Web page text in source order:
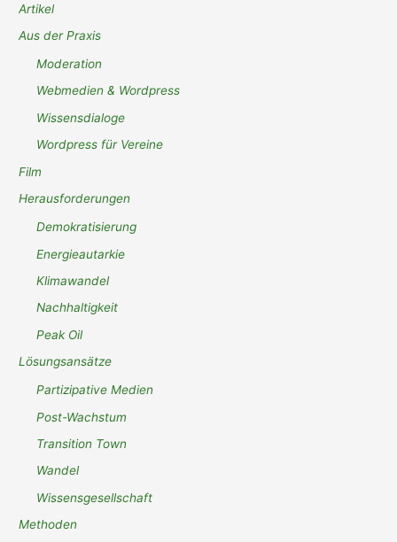
Artikel
Aus der Praxis
Moderation
Webmedien & Wordpress
Wissensdialoge
Wordpress für Vereine
Film
Herausforderungen
Demokratisierung
Energieautarkie
Klimawandel
Nachhaltigkeit
Peak Oil
Lösungsansätze
Partizipative Medien
Post-Wachstum
Transition Town
Wandel
Wissensgesellschaft
Methoden